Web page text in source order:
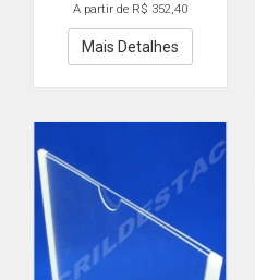
A partir de R$ 352,40
Mais Detalhes